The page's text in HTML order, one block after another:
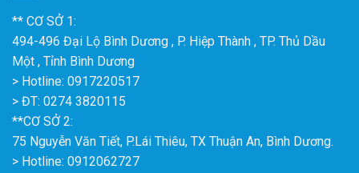
** CƠ SỞ 1:
494-496 Đại Lộ Bình Dương , P. Hiệp Thành , TP. Thủ Dầu
Một , Tỉnh Bình Dương
> Hotline: 0917220517
> ĐT: 0274 3820115
**CƠ SỞ 2:
75 Nguyễn Văn Tiết, P.Lái Thiêu, TX Thuận An, Bình Dương.
> Hotline: 0912062727